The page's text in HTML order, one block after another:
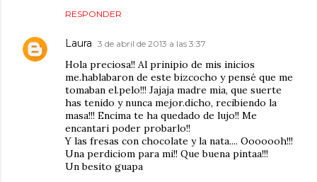
RESPONDER
Laura 3 de abril de 2013 a las 3:37
Hola preciosa!! Al prinipio de mis inicios
me.hablabaron de este bizcocho y pensé que me
tomaban el.pelo!!! Jajaja madre mia, que suerte
has tenido y nunca mejor.dicho, recibiendo la
masa!!! Encima te ha quedado de lujo!! Me
encantari poder probarlo!!
Y las fresas con chocolate y la nata.... Ooooooh!!!
Una perdiciom para mi!! Que buena pintaa!!!
Un besito guapa